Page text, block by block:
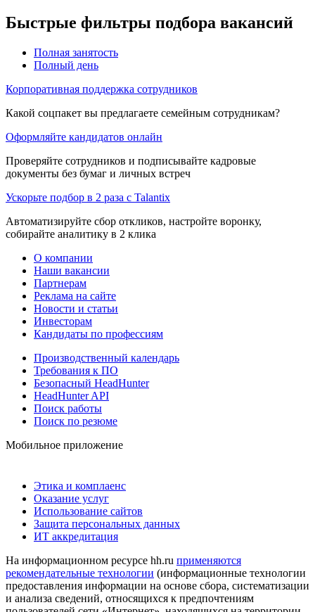
Быстрые фильтры подбора вакансий
Полная занятость
Полный день
Корпоративная поддержка сотрудников
Какой соцпакет вы предлагаете семейным сотрудникам?
Оформляйте кандидатов онлайн
Проверяйте сотрудников и подписывайте кадровые
документы без бумаг и личных встреч
Ускорьте подбор в 2 раза с Talantix
Автоматизируйте сбор откликов, настройте воронку,
собирайте аналитику в 2 клика
О компании
Наши вакансии
Партнерам
Реклама на сайте
Новости и статьи
Инвесторам
Кандидаты по профессиям
Производственный календарь
Требования к ПО
Безопасный HeadHunter
HeadHunter API
Поиск работы
Поиск по резюме
Мобильное приложение
Этика и комплаенс
Оказание услуг
Использование сайтов
Защита персональных данных
ИТ аккредитация
На информационном ресурсе hh.ru применяются
рекомендательные технологии (информационные технологии
предоставления информации на основе сбора, систематизации
и анализа сведений, относящихся к предпочтениям